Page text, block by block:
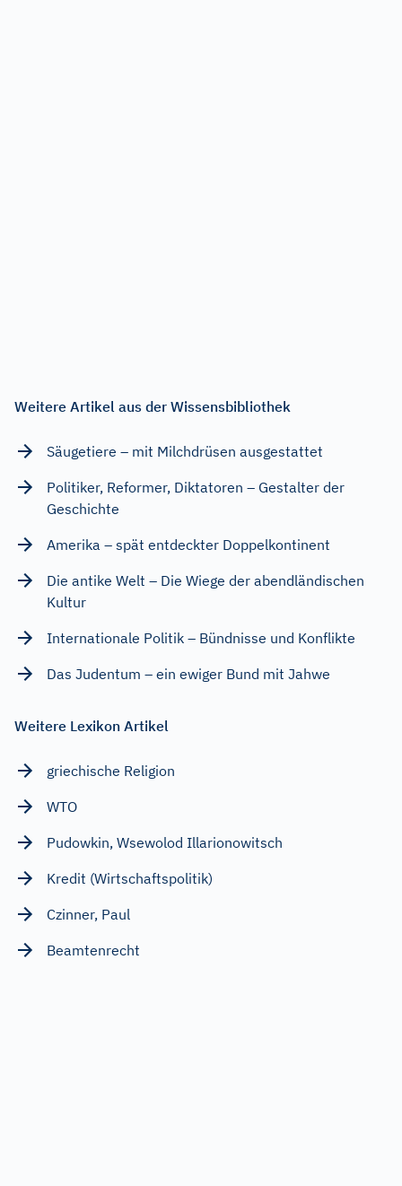
Weitere Artikel aus der Wissensbibliothek
Säugetiere – mit Milchdrüsen ausgestattet
Politiker, Reformer, Diktatoren – Gestalter der
Geschichte
Amerika – spät entdeckter Doppelkontinent
Die antike Welt – Die Wiege der abendländischen
Kultur
Internationale Politik – Bündnisse und Konflikte
Das Judentum – ein ewiger Bund mit Jahwe
Weitere Lexikon Artikel
griechische Religion
WTO
Pudowkin, Wsewolod Illarionowitsch
Kredit (Wirtschaftspolitik)
Czinner, Paul
Beamtenrecht